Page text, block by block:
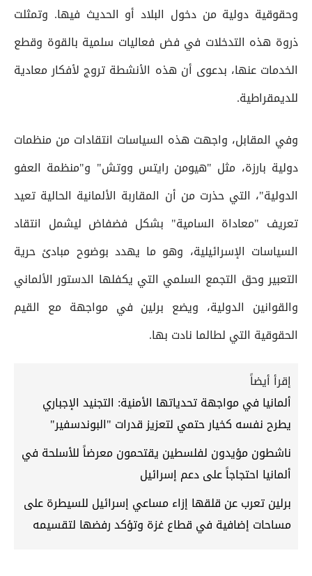
وحقوقية دولية من دخول البلاد أو الحديث فيها. وتمثلت
ذروة هذه التدخلات في فض فعاليات سلمية بالقوة وقطع
الخدمات عنها، بدعوى أن هذه الأنشطة تروج لأفكار معادية
للديمقراطية.
وفي المقابل، واجهت هذه السياسات انتقادات من منظمات
دولية بارزة، مثل "هيومن رايتس ووتش" و"منظمة العفو
الدولية"، التي حذرت من أن المقاربة الألمانية الحالية تعيد
تعريف "معاداة السامية" بشكل فضفاض ليشمل انتقاد
السياسات الإسرائيلية، وهو ما يهدد بوضوح مبادئ حرية
التعبير وحق التجمع السلمي التي يكفلها الدستور الألماني
والقوانين الدولية، ويضع برلين في مواجهة مع القيم
الحقوقية التي لطالما نادت بها.
إقرأ أيضاً
ألمانيا في مواجهة تحدياتها الأمنية: التجنيد الإجباري
يطرح نفسه كخيار حتمي لتعزيز قدرات "البوندسفير"
ناشطون مؤيدون لفلسطين يقتحمون معرضاً للأسلحة في
ألمانيا احتجاجاً على دعم إسرائيل
برلين تعرب عن قلقها إزاء مساعي إسرائيل للسيطرة على
مساحات إضافية في قطاع غزة وتؤكد رفضها لتقسيمه